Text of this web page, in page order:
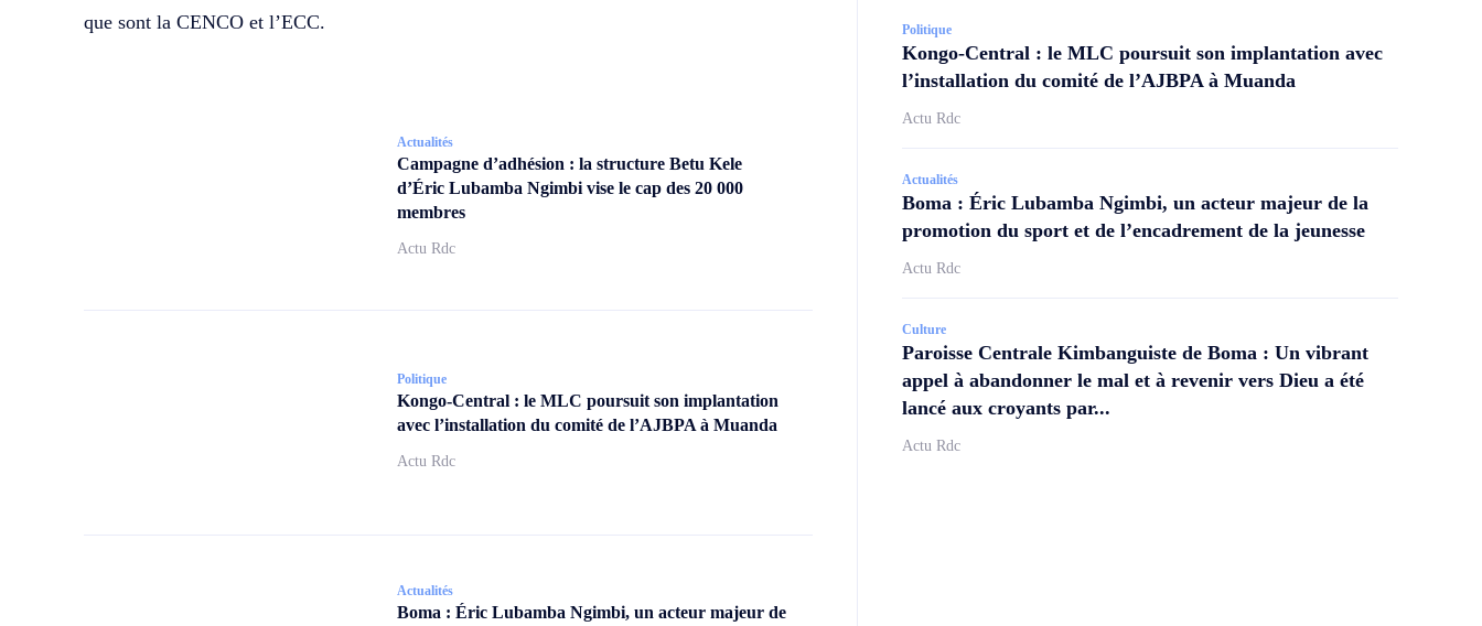
que sont la CENCO et l’ECC.
Actualités
Campagne d’adhésion : la structure Betu Kele
d’Éric Lubamba Ngimbi vise le cap des 20 000
membres
Actu Rdc
Politique
Kongo-Central : le MLC poursuit son implantation
avec l’installation du comité de l’AJBPA à Muanda
Actu Rdc
Actualités
Boma : Éric Lubamba Ngimbi, un acteur majeur de
Politique
Kongo-Central : le MLC poursuit son implantation avec
l’installation du comité de l’AJBPA à Muanda
Actu Rdc
Actualités
Boma : Éric Lubamba Ngimbi, un acteur majeur de la
promotion du sport et de l’encadrement de la jeunesse
Actu Rdc
Culture
Paroisse Centrale Kimbanguiste de Boma : Un vibrant
appel à abandonner le mal et à revenir vers Dieu a été
lancé aux croyants par...
Actu Rdc